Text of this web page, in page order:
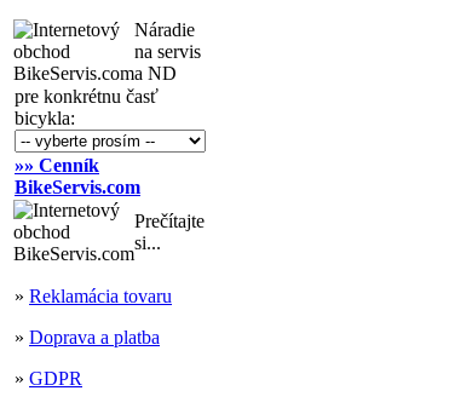
Náradie
na servis
a ND
pre konkrétnu časť
bicykla:
»» Cenník
BikeServis.com
Prečítajte
si...
» Reklamácia tovaru
» Doprava a platba
» GDPR